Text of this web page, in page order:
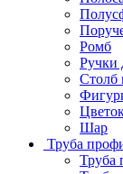
Ромб
Ручки
Столб
Шар
Труба
Труба